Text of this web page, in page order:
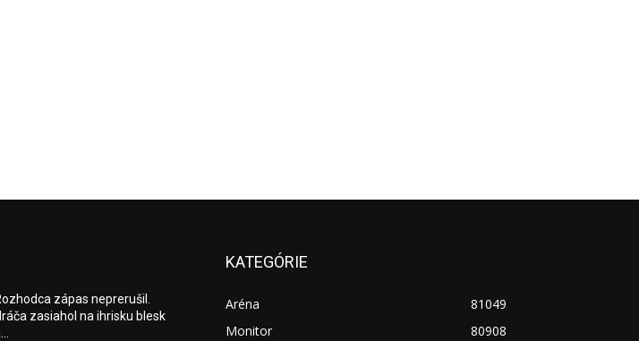
zápas neprerušil.
zasiahol na ihrisku blesk
KATEGÓRIE
Aréna
81049
Monitor
80908